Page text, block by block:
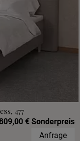
477
€ Sonderpreis
Anfrage